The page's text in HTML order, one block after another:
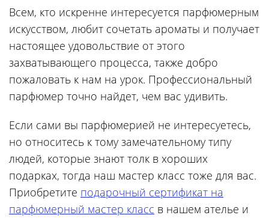
Всем, кто искренне интересуется парфюмерным
искусством, любит сочетать ароматы и получает
настоящее удовольствие от этого
захватывающего процесса, также добро
пожаловать к нам на урок. Профессиональный
парфюмер точно найдет, чем вас удивить.
Если сами вы парфюмерией не интересуетесь,
но относитесь к тому замечательному типу
людей, которые знают толк в хороших
подарках, тогда наш мастер класс тоже для вас.
Приобретите подарочный сертификат на
парфюмерный мастер класс в нашем ателье и